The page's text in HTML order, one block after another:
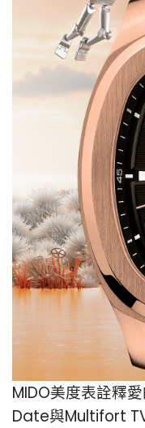
MIDO美度表詮釋
Date與Multifort